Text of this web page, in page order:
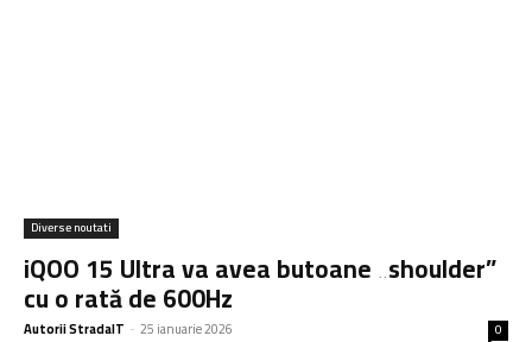
Diverse noutati
iQOO 15 Ultra va avea butoane „shoulder”
cu o rată de 600Hz
Autorii StradaIT - 25 ianuarie 2026 0